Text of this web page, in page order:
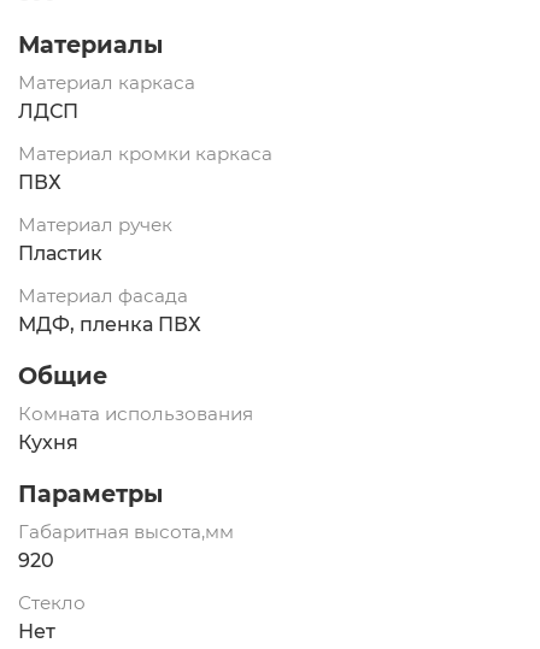
Материалы
Материал каркаса
ЛДСП
Материал кромки каркаса
ПВХ
Материал ручек
Пластик
Материал фасада
МДФ, пленка ПВХ
Общие
Комната использования
Кухня
Параметры
Габаритная высота,мм
920
Стекло
Нет